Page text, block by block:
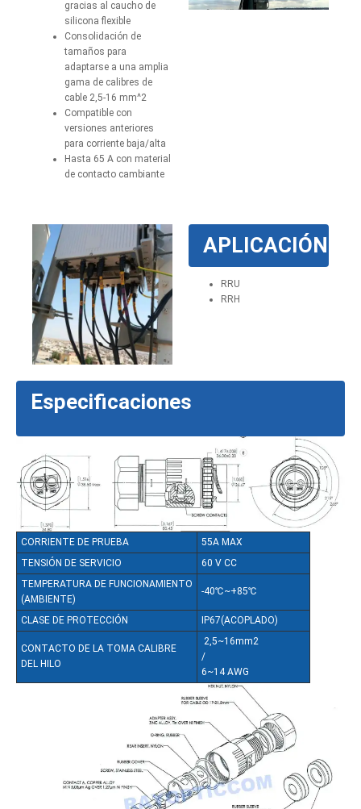
gracias al caucho de
silicona flexible
Consolidación de
tamaños para
adaptarse a una amplia
gama de calibres de
cable 2,5-16 mm^2
Compatible con
versiones anteriores
para corriente baja/alta
Hasta 65 A con material
de contacto cambiante
APLICACIÓN
RRU
RRH
Especificaciones
CORRIENTE DE PRUEBA
55A MAX
TENSIÓN DE SERVICIO
60 V CC
TEMPERATURA DE FUNCIONAMIENTO
(AMBIENTE)
-40℃~+85℃
CLASE DE PROTECCIÓN IP67(ACOPLADO)
CONTACTO DE LA TOMA CALIBRE
DEL HILO
2,5~16mm2
/
6~14 AWG